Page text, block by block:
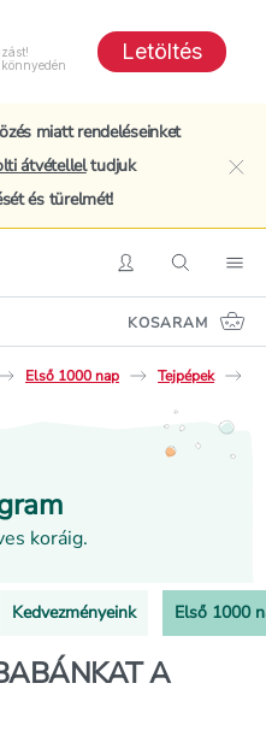
Letöltés
miatt rendeléseinket
átvételleltudjuk
és türelmét!
BelépésKeresés
KOSARAM
Első 1000 nap Tejpépek
koráig.
Kedvezményeink Első 1000
A